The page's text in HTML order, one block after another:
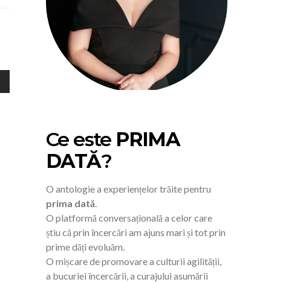
Ce este PRIMA
DATĂ?
O antologie a experiențelor trăite pentru
prima dată.
O platformă conversațională a celor care
știu că prin încercări am ajuns mari și tot prin
prime dăți evoluăm.
O mișcare de promovare a culturii agilității,
a bucuriei încercării, a curajului asumării